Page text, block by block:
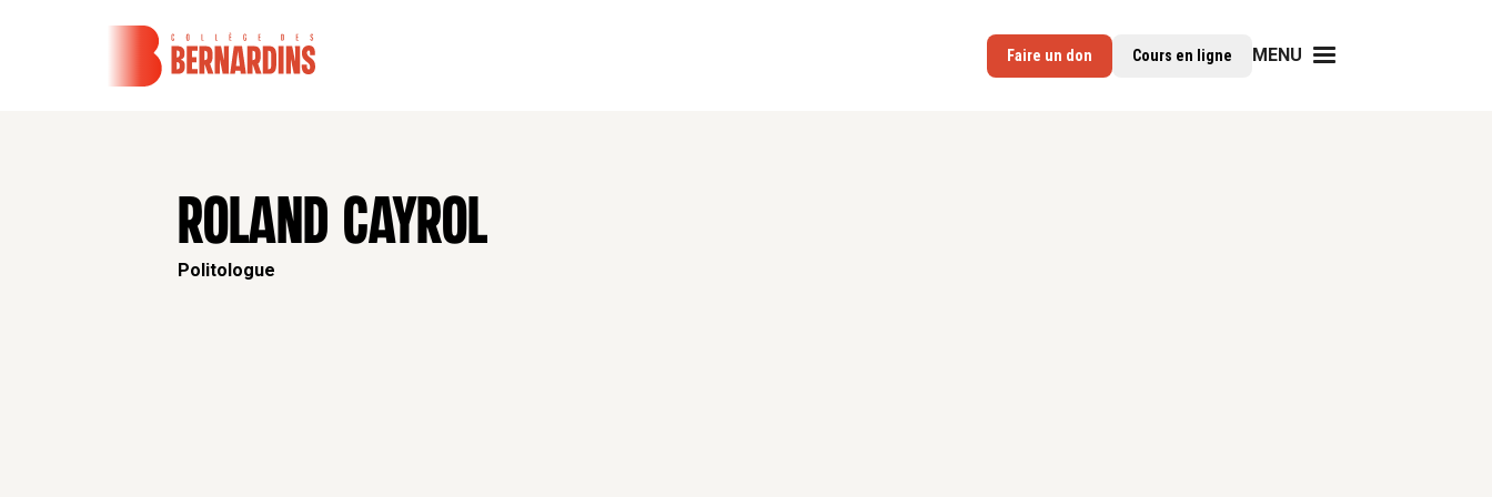
Faire un don Cours en ligne MENU
ROLAND CAYROL
Politologue